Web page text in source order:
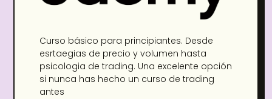
Curso básico para principiantes. Desde
esrtaegias de precio y volumen hasta
psicologia de trading. Una excelente opción
si nunca has hecho un curso de trading
antes